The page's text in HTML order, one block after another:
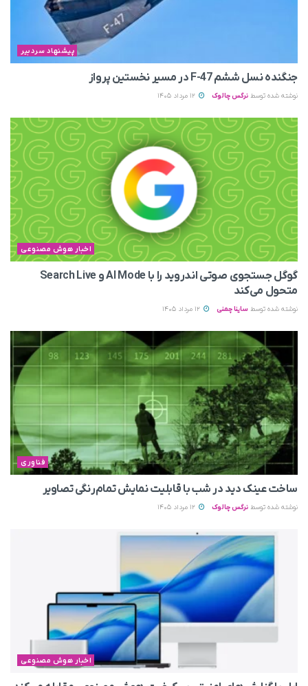
پیشنهاد سردبیر
جنگنده نسل ششم F-47 در مسیر نخستین پرواز
نوشته شده توسط نرگس چالوک
اخبار هوش مصنوعی
گوگل جستجوی صوتی اندروید را با AI Mode و Search Live
متحول می‌کند
نوشته شده توسط ساینا چمنی
فناوری
ساخت عینک دید در شب با قابلیت نمایش تمام‌رنگی تصاویر
نوشته شده توسط نرگس چالوک
اخبار هوش مصنوعی